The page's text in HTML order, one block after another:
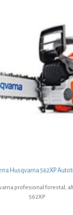
Husqvarna 562XP
profesional forestal,
562XP